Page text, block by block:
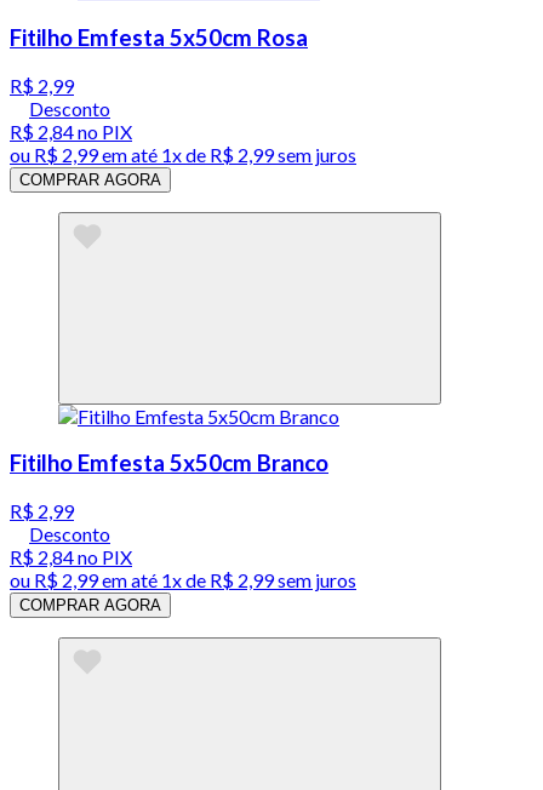
Fitilho Emfesta 5x50cm Rosa
R$ 2,99
Desconto
R$ 2,84no PIX
ou R$ 2,99em até 1x de R$ 2,99sem juros
COMPRAR AGORA
Fitilho Emfesta 5x50cm Branco
R$ 2,99
Desconto
R$ 2,84no PIX
ou R$ 2,99em até 1x de R$ 2,99sem juros
COMPRAR AGORA